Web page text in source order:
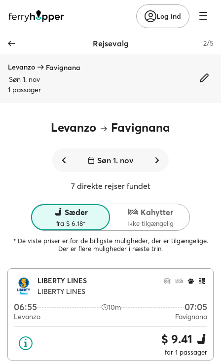
Log ind
Rejsevalg 2/5
Levanzo
Favignana
Søn 1. nov
1 passager
Levanzo Favignana
Søn 1. nov
7 direkte rejser fundet
Sæder
fra $ 6.18*
Kahytter
Ikke tilgængelig
* De viste priser er for de billigste muligheder, der er tilgængelige.
Der er flere muligheder i næste trin.
LIBERTY LINES
LIBERTY LINES
06:55 10m 07:05
Levanzo Favignana
$ 9.41
for 1 passager